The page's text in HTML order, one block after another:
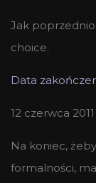
Jak
choice.
Data
12 czerwca
Na koniec,
formalności,